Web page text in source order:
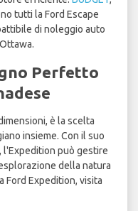
tutti la Ford Escape
di noleggio auto
Perfetto
è la scelta
insieme. Con il suo
può gestire
della natura
Ford Expedition, visita